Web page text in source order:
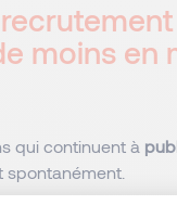
moins en
qui continuent à